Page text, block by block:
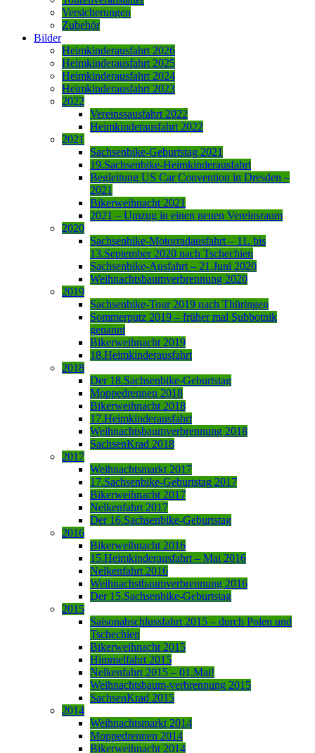
Versicherungen
Zubehör
Bilder
Heimkinderausfahrt 2026
Heimkinderausfahrt 2025
Heimkinderausfahrt 2024
Heimkinderausfahrt 2023
2022
Vereinssausfahrt 2022
Heimkinderausfahrt 2022
2021
Sachsenbike-Geburtstag 2021
19.Sachsenbike-Heimkinderausfahrt
Begleitung US Car Convention in Dresden –
2021
Bikerweihnacht 2021
2021 – Umzug in einen neuen Vereinsraum
2020
Sachsenbike-Motorradausfahrt – 11. bis
13.September 2020 nach Tschechien
Sachsenbike-Ausfahrt – 21.Juni 2020
Weihnachtsbaumverbrennung 2020
2019
Sachsenbike-Tour 2019 nach Thüringen
Sommerputz 2019 – früher mal Subbotnik
genannt
Bikerweihnacht 2019
18.Heimkinderausfahrt
2018
Der 18.Sachsenbike-Geburtstag
Moppedrennen 2018
Bikerweihnacht 2018
17.Heimkinderausfahrt
Weihnachtsbaumverbrennung 2018
SachsenKrad 2018
2017
Weihnachtsmarkt 2017
17.Sachsenbike-Geburtstag 2017
Bikerweihnacht 2017
Nelkenfahrt 2017
Der 16.Sachsenbike-Geburtstag
2016
Bikerweihnacht 2016
15.Heimkinderausfahrt – Mai 2016
Nelkenfahrt 2016
Weihnachstbaumverbrennung 2016
Der 15.Sachsenbike-Geburtstag
2015
Saisonabschlussfahrt 2015 – durch Polen und
Tschechien
Bikerweihnacht 2015
Himmelfahrt 2015
Nelkenfahrt 2015 – 01.Mai!
Weihnachtsbaum-verbrennung 2015
SachsenKrad 2015
2014
Weihnachtsmarkt 2014
Moppedrennen 2014
Bikerweihnacht 2014